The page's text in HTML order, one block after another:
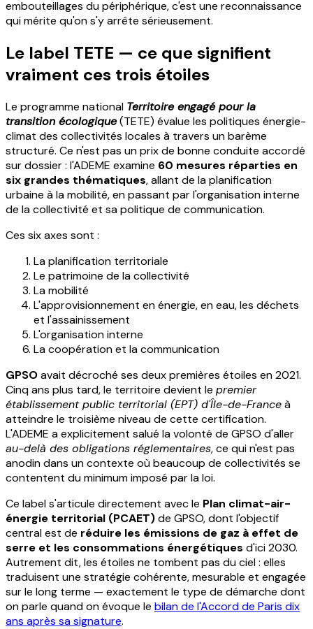
embouteillages du périphérique, c'est une reconnaissance
qui mérite qu'on s'y arrête sérieusement.
Le label TETE — ce que signifient
vraiment ces trois étoiles
Le programme national Territoire engagé pour la
transition écologique(TETE) évalue les politiques énergie-
climat des collectivités locales à travers un barème
structuré. Ce n'est pas un prix de bonne conduite accordé
sur dossier : l'ADEME examine 60 mesures réparties en
six grandes thématiques, allant de la planification
urbaine à la mobilité, en passant par l'organisation interne
de la collectivité et sa politique de communication.
Ces six axes sont :
La planification territoriale
Le patrimoine de la collectivité
La mobilité
L'approvisionnement en énergie, en eau, les déchets
et l'assainissement
L'organisation interne
La coopération et la communication
GPSOavait décroché ses deux premières étoiles en 2021.
Cinq ans plus tard, le territoire devient le premier
établissement public territorial (EPT) d'Île-de-Franceà
atteindre le troisième niveau de cette certification.
L'ADEME a explicitement salué la volonté de GPSO d'aller
au-delà des obligations réglementaires, ce qui n'est pas
anodin dans un contexte où beaucoup de collectivités se
contentent du minimum imposé par la loi.
Ce label s'articule directement avec le Plan climat-air-
énergie territorial (PCAET)de GPSO, dont l'objectif
central est de réduire les émissions de gaz à effet de
serre et les consommations énergétiques d'ici 2030.
Autrement dit, les étoiles ne tombent pas du ciel : elles
traduisent une stratégie cohérente, mesurable et engagée
sur le long terme — exactement le type de démarche dont
on parle quand on évoque le bilan de l'Accord de Paris dix
ans après sa signature.